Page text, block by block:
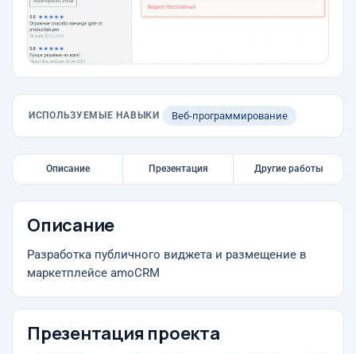
ИСПОЛЬЗУЕМЫЕ НАВЫКИ Веб-программирование
Описание Презентация Другие работы
Описание
Разработка публичного виджета и размещение в
маркетплейсе amoCRM
Презентация проекта